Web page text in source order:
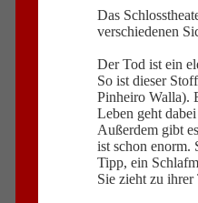
Das
verschiedenen
Der Tod ist ein
So ist dieser
Pinheiro Walla).
Leben geht
Außerdem gibt
ist schon enorm.
Tipp, ein
Sie zieht zu